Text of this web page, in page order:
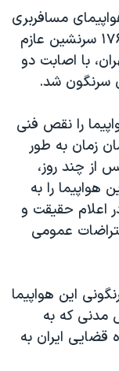
فروند هواپیمای مسافربری
بوئینگ ۷۳۷ خطوط هوایی اوکراین با ۱۷۶ سرنشین عازم
با اصابت دو
سرنگون شد.
را نقص فنی
زمان به طور
از چند روز،
هواپیما را به
اعلام حقیقت و
عمومی
این هواپیما
مدنی که به
ایران به